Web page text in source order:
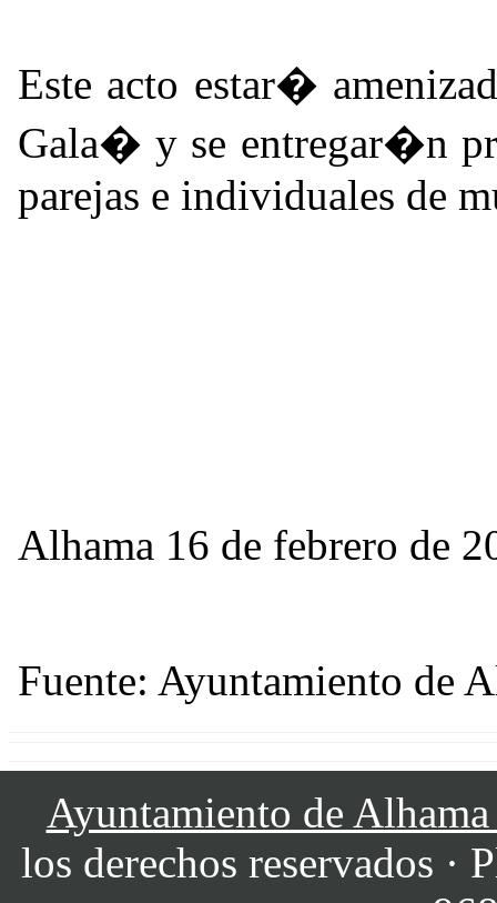
Este acto estar�
Gala� y se entregar�n
parejas e individuales de
Alhama 16 de febrero de
Fuente: Ayuntamiento de
Ayuntamiento de
los derechos reservados ·